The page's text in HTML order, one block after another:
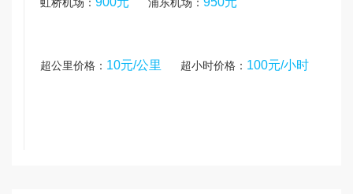
超公里价格： 10元/公里 超小时价格： 100元/小时